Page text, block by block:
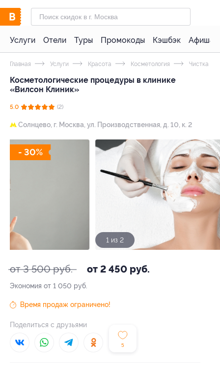
Услуги Отели Туры Промокоды Кэшбэк Афиша
Главная Услуги Красота Косметология Чистка
Косметологические процедуры в клинике
«Вилсон Клиник»
5.0 (2)
Солнцево, г. Москва, ул. Производственная, д. 10, к. 2
- 30%
1 из 2
от 3 500 руб. от 2 450 руб.
Экономия от 1 050 руб.
5
Время продаж ограничено!
Поделиться с друзьями